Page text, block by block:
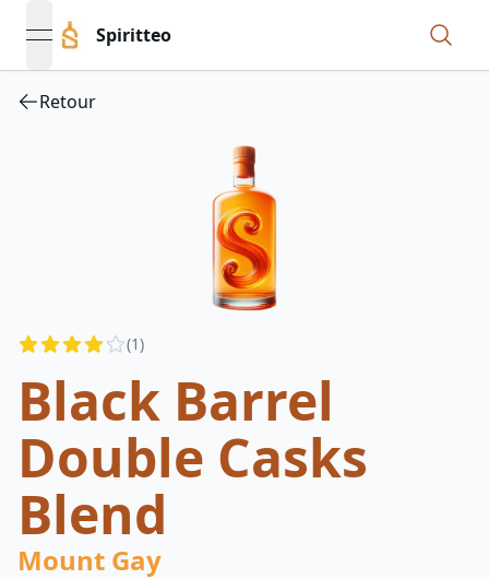
open navigation menu
Spiritteo
Retour
Reviews (1)
Black Barrel
Double Casks
Blend
Mount Gay